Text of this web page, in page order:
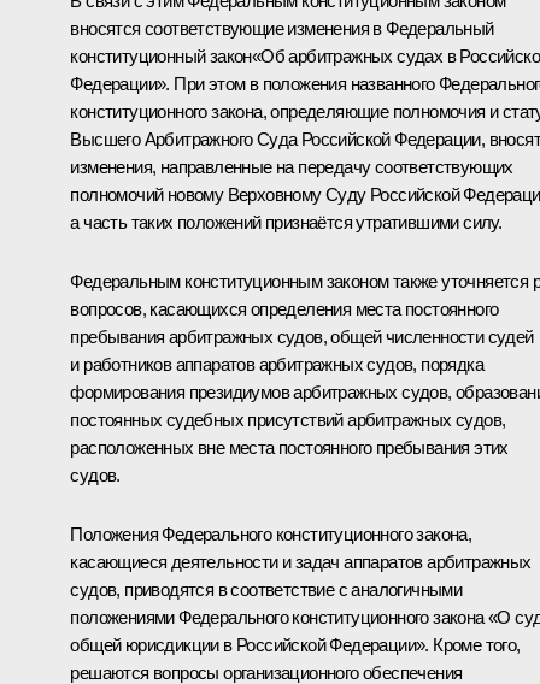
вносятся соответствующие изменения в Федеральный
конституционный закон«Об арбитражных судах в
Федерации». При этом в положения названного
конституционного закона, определяющие полномочия и
Высшего Арбитражного Суда Российской Федерации,
изменения, направленные на передачу соответствующих
полномочий новому Верховному Суду Российской
а часть таких положений признаётся утратившими силу.
Федеральным конституционным законом также уточняется
вопросов, касающихся определения места постоянного
пребывания арбитражных судов, общей численности судей
и работников аппаратов арбитражных судов, порядка
формирования президиумов арбитражных судов,
постоянных судебных присутствий арбитражных судов,
расположенных вне места постоянного пребывания этих
судов.
Положения Федерального конституционного закона,
касающиеся деятельности и задач аппаратов арбитражных
судов, приводятся в соответствие с аналогичными
положениями Федерального конституционного закона «О
общей юрисдикции в Российской Федерации». Кроме того,
решаются вопросы организационного обеспечения